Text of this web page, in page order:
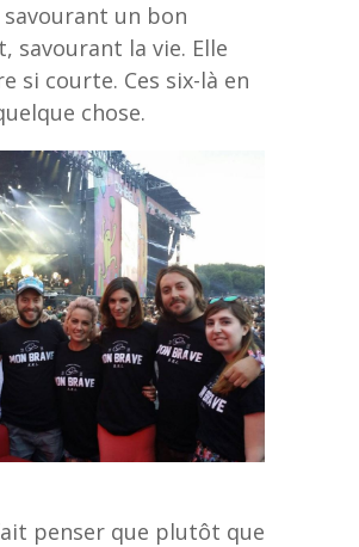
un bon
savourant la vie. Elle
si courte. Ces six-là en
chose.
penser que plutôt que